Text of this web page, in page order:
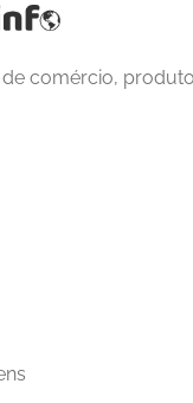
de comércio,